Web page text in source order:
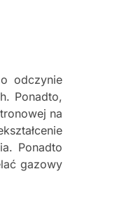
odczynie
Ponadto,
na
Ponadto
gazowy